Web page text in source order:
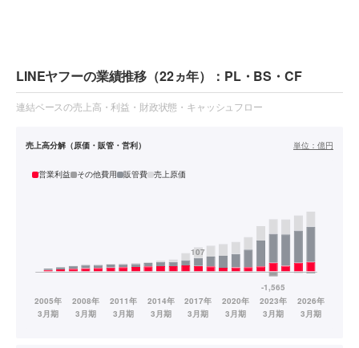
LINEヤフーの業績推移（22ヵ年）：PL・BS・CF
連結ベースの売上高・利益・財政状態・キャッシュフロー
売上高分解（原価・販管・営利） 単位： 億円
営業利益 その他費用 販管費 売上原価